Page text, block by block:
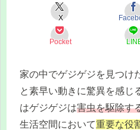
X
Pocket
家の中でゲジゲジを見つけ
と素早い動きに驚異を感じ
はゲジゲジは害虫を駆除す
生活空間において重要な役